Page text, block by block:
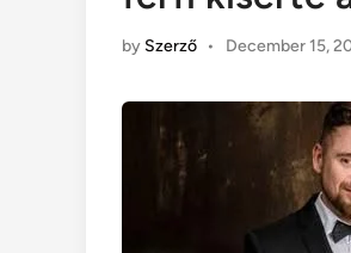
by Szerző • December 15,